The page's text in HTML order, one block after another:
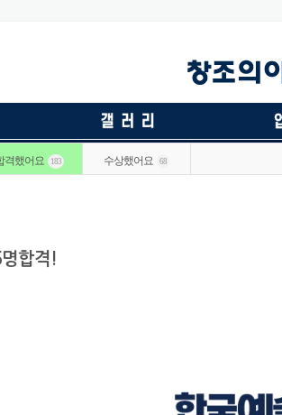
격했어요 183 수상했어요 68
합격!